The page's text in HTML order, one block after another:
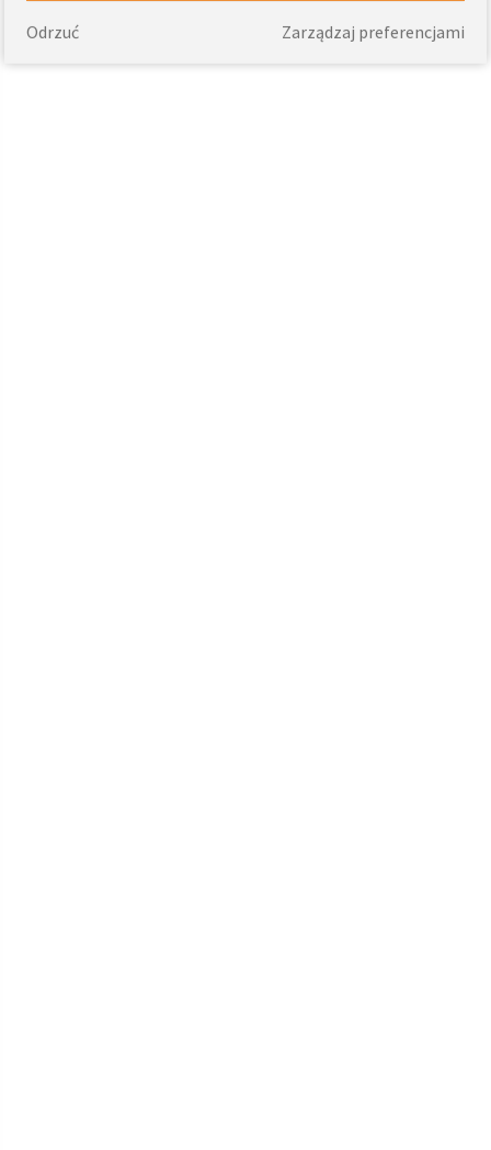
Zarządzaj preferencjami
Odrzuć